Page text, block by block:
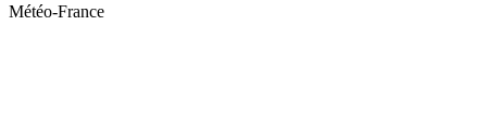
Météo-France